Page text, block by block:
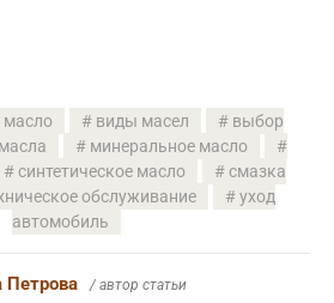
масло виды масел
выбор
минеральное масло
синтетическое масло
смазка
обслуживание
уход
автомобиль
Петрова / автор статьи